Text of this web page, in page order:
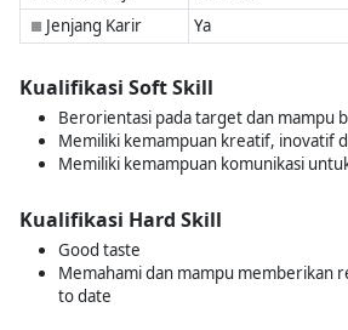
■ Jenjang Karir Ya
Kualifikasi Soft Skill
Berorientasi pada target dan mampu
Memiliki kemampuan kreatif, inovatif
Memiliki kemampuan komunikasi
Kualifikasi Hard Skill
Good taste
Memahami dan mampu memberikan
to date